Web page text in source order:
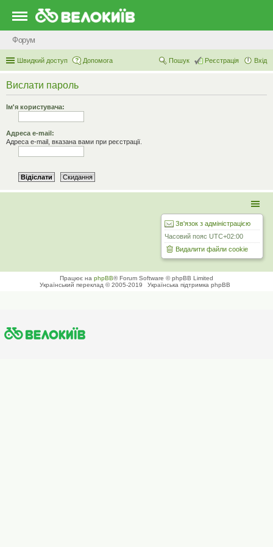
Форум
Швидкий доступ Допомога Вхід
Реєстрація
Пошук
Вислати пароль
Ім'я користувача:
Адреса e-mail:
Адреса e-mail, вказана вами при реєстрації.
Зв'язок з адміністрацією
Часовий пояс UTC+02:00
Видалити файли cookie
Працює на phpBB® Forum Software © phpBB Limited
Український переклад © 2005-2019
Українська підтримка phpBB